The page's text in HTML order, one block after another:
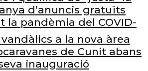
a la nova àrea
de Cunit abans
inauguració
d’anuncis gratuïts
la pandèmia del COVID-